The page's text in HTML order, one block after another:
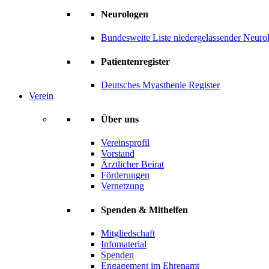
Neurologen
Bundesweite Liste niedergelassender
Patientenregister
Deutsches Myasthenie Register
Verein
Über uns
Vereinsprofil
Vorstand
Ärztlicher Beirat
Förderungen
Vernetzung
Spenden & Mithelfen
Mitgliedschaft
Infomaterial
Spenden
Engagement im Ehrenamt